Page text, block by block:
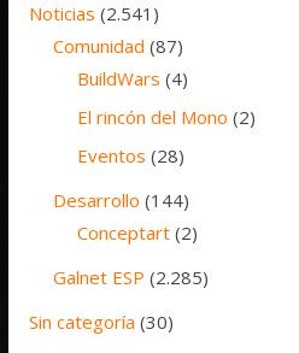
Noticias (2.541)
Comunidad (87)
BuildWars (4)
El rincón del Mono (2)
Eventos (28)
Desarrollo (144)
Conceptart (2)
Galnet ESP (2.285)
Sin categoría (30)